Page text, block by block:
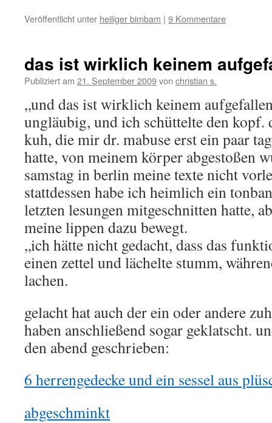
Veröffentlicht unter heiliger bimbam | 9 Kommentare
das ist wirklich keinem
Publiziert am 21. September 2009von christian s.
„und das ist wirklich keinem
ungläubig, und ich schüttelte den kopf.
kuh, die mir dr. mabuse erst ein paar
hatte, von meinem körper abgestoßen
samstag in berlin meine texte nicht
stattdessen habe ich heimlich ein
letzten lesungen mitgeschnitten hatte,
meine lippen dazu bewegt.
„ich hätte nicht gedacht, dass das
einen zettel und lächelte stumm,
lachen.
gelacht hat auch der ein oder andere
haben anschließend sogar geklatscht.
den abend geschrieben:
6 herrengedecke und ein sessel aus
abgeschminkt